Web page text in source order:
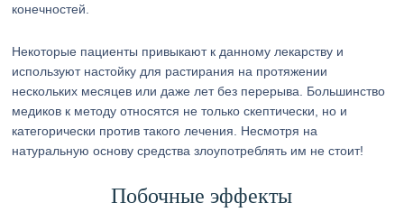
конечностей.
Некоторые пациенты привыкают к данному лекарству и
используют настойку для растирания на протяжении
нескольких месяцев или даже лет без перерыва. Большинство
медиков к методу относятся не только скептически, но и
категорически против такого лечения. Несмотря на
натуральную основу средства злоупотреблять им не стоит!
Побочные эффекты